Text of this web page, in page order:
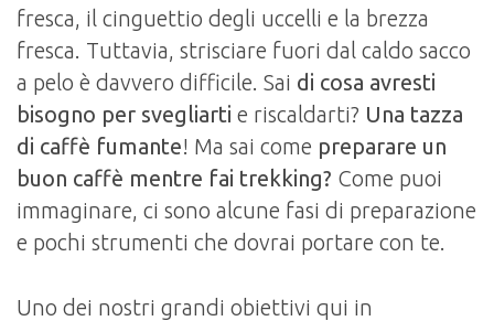
fresca, il cinguettio degli uccelli e la brezza
fresca. Tuttavia, strisciare fuori dal caldo sacco
a pelo è davvero difficile. Sai di cosa avresti
bisogno per svegliarti e riscaldarti? Una tazza
di caffè fumante! Ma sai come preparare un
buon caffè mentre fai trekking? Come puoi
immaginare, ci sono alcune fasi di preparazione
e pochi strumenti che dovrai portare con te.
Uno dei nostri grandi obiettivi qui in